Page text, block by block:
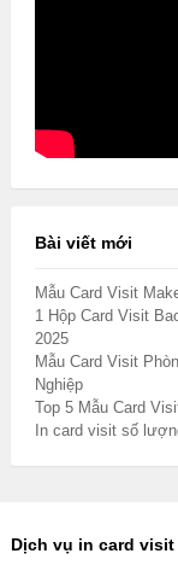
Bài viết mới
Mẫu Card Visit
1 Hộp Card Visit
2025
Mẫu Card Visit
Nghiệp
Top 5 Mẫu Card
In card visit số
Dịch vụ in card visit